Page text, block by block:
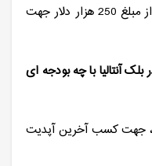
بله، شما می توانید با خرید ویلا بیش از مبلغ 250 هزار دلار جهت
آنتالیا با چه بودجه ای
جهت کسب آخرین آپدیت